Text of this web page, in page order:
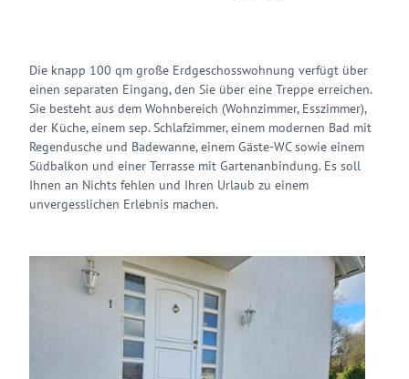
Die knapp 100 qm große Erdgeschosswohnung verfügt über
einen separaten Eingang, den Sie über eine Treppe erreichen.
Sie besteht aus dem Wohnbereich (Wohnzimmer, Esszimmer),
der Küche, einem sep. Schlafzimmer, einem modernen Bad mit
Regendusche und Badewanne, einem Gäste-WC sowie einem
Südbalkon und einer Terrasse mit Gartenanbindung. Es soll
Ihnen an Nichts fehlen und Ihren Urlaub zu einem
unvergesslichen Erlebnis machen.